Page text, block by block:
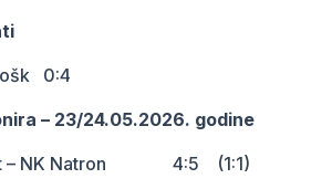
0:4
– 23/24.05.2026. godine
– NK Natron 4:5 (1:1)